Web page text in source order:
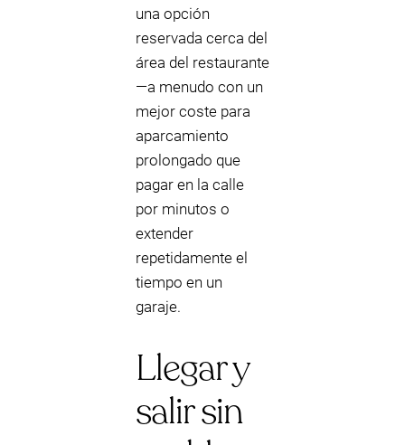
una opción
reservada cerca del
área del restaurante
—a menudo con un
mejor coste para
aparcamiento
prolongado que
pagar en la calle
por minutos o
extender
repetidamente el
tiempo en un
garaje.
Llegar y
salir sin